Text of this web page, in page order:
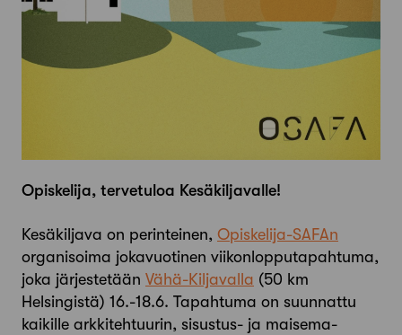
Opiskelija, tervetuloa Kesäkiljavalle!
Kesäkiljava on perinteinen, Opiskelija-SAFAn
organisoima jokavuotinen viikonlopputapahtuma,
joka järjestetään Vähä-Kiljavalla (50 km
Helsingistä) 16.-18.6. Tapahtuma on suunnattu
kaikille arkkitehtuurin, sisustus- ja maisema-